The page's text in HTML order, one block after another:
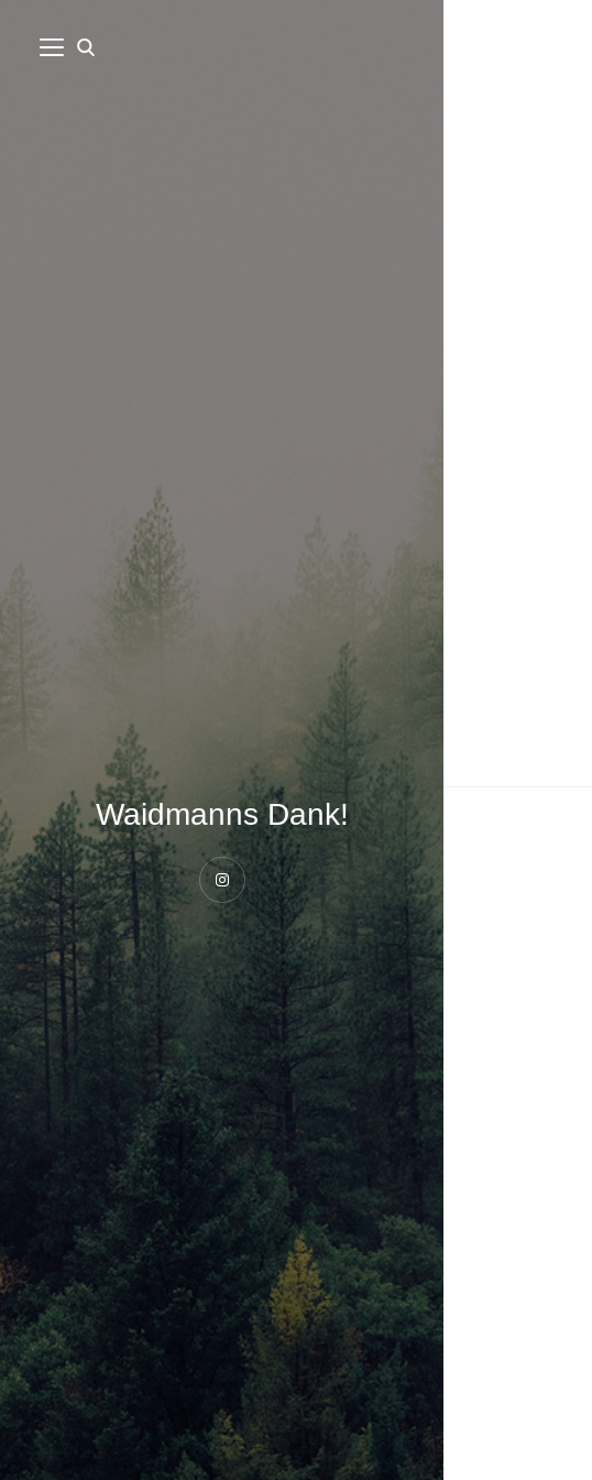
Waidmanns Dank!
Instagram